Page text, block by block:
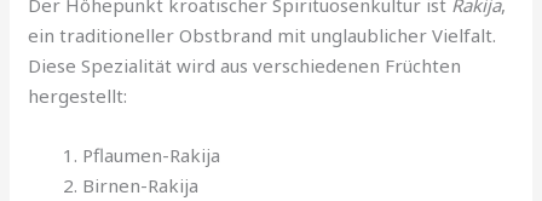
ein traditioneller Obstbrand mit unglaublicher Vielfalt.
Diese Spezialität wird aus verschiedenen Früchten
hergestellt:
Pflaumen-Rakija
Birnen-Rakija